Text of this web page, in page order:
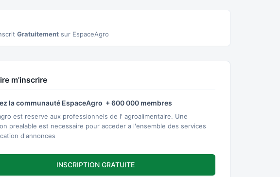
Gratuitement sur EspaceAgro
m'inscrire
la communauté EspaceAgro + 600 000 membres
est reserve aux professionnels de l' agroalimentaire. Une
prealable est necessaire pour acceder a l'ensemble des services
d'annonces
INSCRIPTION GRATUITE